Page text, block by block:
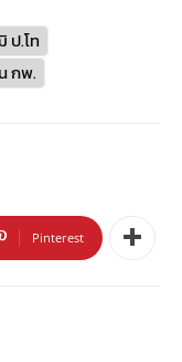
ป.โท
กพ.
Pinterest